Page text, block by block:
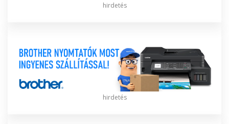
hirdetés
hirdetés